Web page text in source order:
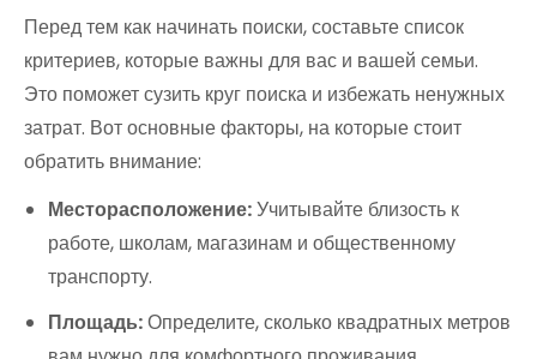
Перед тем как начинать поиски, составьте список
критериев, которые важны для вас и вашей семьи.
Это поможет сузить круг поиска и избежать ненужных
затрат. Вот основные факторы, на которые стоит
обратить внимание:
Месторасположение:Учитывайте близость к
работе, школам, магазинам и общественному
транспорту.
Площадь:Определите, сколько квадратных метров